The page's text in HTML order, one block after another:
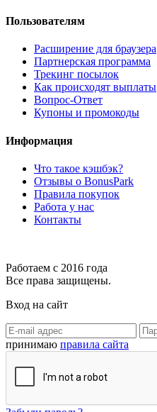
Пользователям
Расширение для браузера
Партнерская программа
Трекинг посылок
Как происходят выплаты
Вопрос-Ответ
Купоны и промокоды
Информация
Что такое кэшбэк?
Отзывы о BonusPark
Правила покупок
Работа у нас
Контакты
Работаем с 2016 года
Все права защищены.
Вход на сайт
принимаю правила сайта